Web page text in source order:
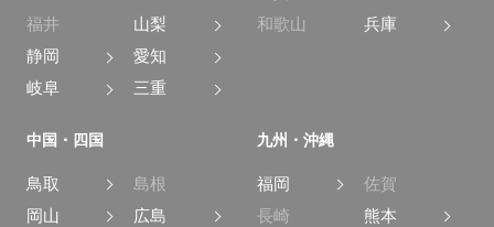
サンルーフ 後席モニター
ディスプレイ
クルーズ
コントロール
福井
山梨
静岡
愛知
岐阜
三重
和歌山
兵庫
中国・四国
鳥取
島根
岡山
広島
九州・沖縄
福岡
佐賀
長崎
熊本